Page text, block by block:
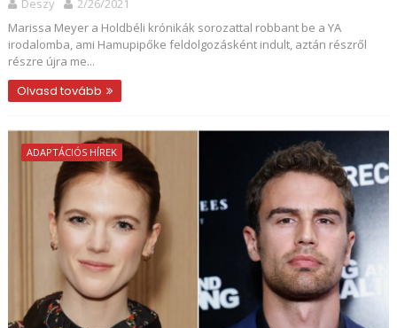
Deszy
2/26/2021
Marissa Meyer a Holdbéli krónikák sorozattal robbant be a YA
irodalomba, ami Hamupipőke feldolgozásként indult, aztán részről
részre újra me...
Olvasd tovább
ADAPTÁCIÓS HÍREK